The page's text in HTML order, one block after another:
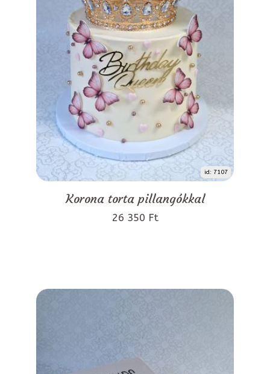
id: 7107
Korona torta pillangókkal
26 350 Ft